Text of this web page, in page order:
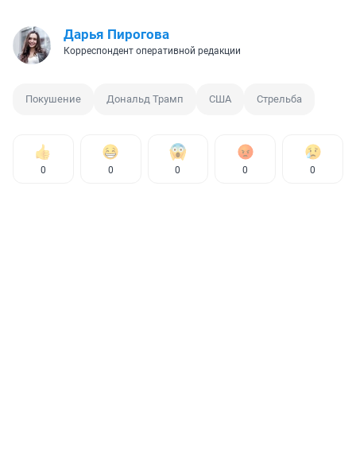
Дарья Пирогова
Корреспондент оперативной редакции
Покушение Дональд Трамп США Стрельба
0 0 0 0 0